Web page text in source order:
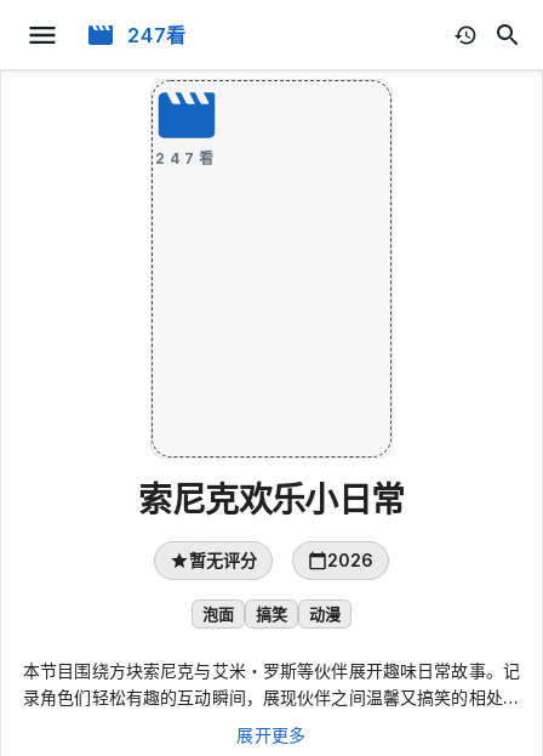
247看
247看
索尼克欢乐小日常
暂无评分 2026
泡面 搞笑 动漫
本节目围绕方块索尼克与艾米・罗斯等伙伴展开趣味日常故事。记
录角色们轻松有趣的互动瞬间，展现伙伴之间温馨又搞笑的相处日
常。这里有活泼可爱的女孩角色登场，充满轻松治愈的趣味情节，
搭配欢快的节奏，带来满满欢乐。通过简短精彩的动画片段，呈现
展开更多